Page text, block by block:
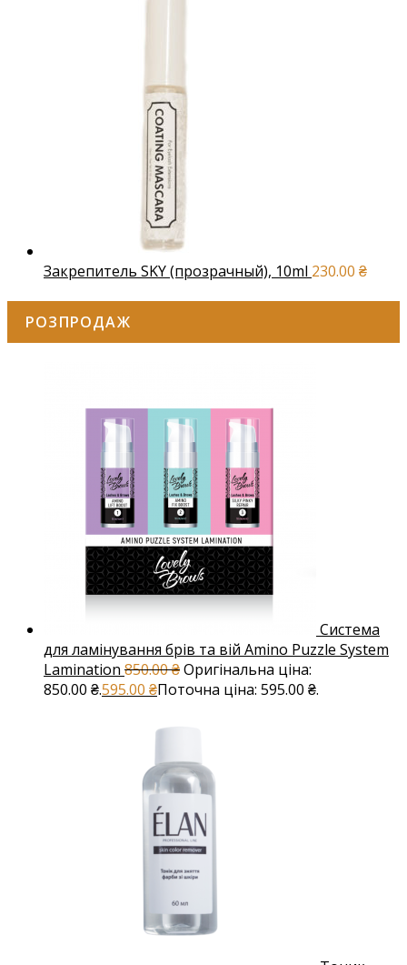
Закрепитель SKY (прозрачный), 10ml 230.00 ₴
РОЗПРОДАЖ
Система
для ламінування брів та вій Amino Puzzle System
Lamination 850.00₴Оригінальна ціна:
850.00 ₴.595.00 ₴Поточна ціна: 595.00 ₴.